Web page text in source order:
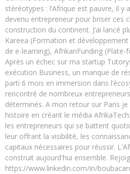
stéréotypes : l’Afrique est pauvre, il y
devenu entrepreneur pour briser ces
construction du continent. J’ai lancé
Kareea (Formation et
de e-learning), AfrikanFunding
Après un échec sur ma startup
exécution Business, un manque de
parti 6 mois en immersion dans
rencontré de nombreux
déterminés. A mon retour sur Paris
histoire en créant le média
les entrepreneurs qui se battent
leur offrant la visibilité, les
capitaux nécessaires pour réussir.
construit aujourd'hui ensemble.
https://www.linkedin.com/in/